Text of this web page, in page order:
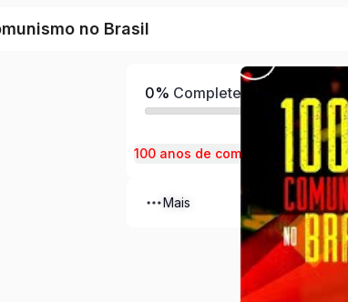
no Brasil
0% Completed
100 anos de comunismo no Brasil
Mais